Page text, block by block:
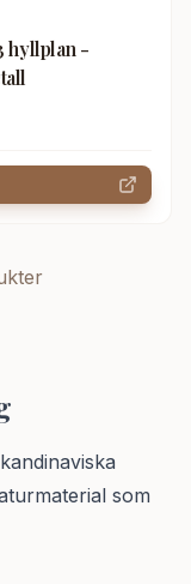
hyllplan -
som